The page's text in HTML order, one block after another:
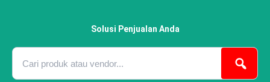
Solusi Penjualan Anda